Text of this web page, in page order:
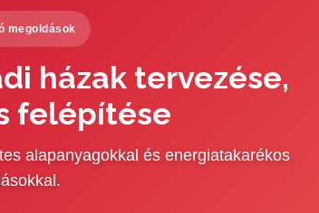
megoldások
házak tervezése,
felépítése
alapanyagokkal és energiatakarékos